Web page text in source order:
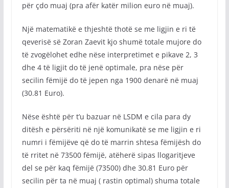
për çdo muaj (pra afër katër milion euro në muaj).
Një matematikë e thjeshtë thotë se me ligjin e ri të
qeverisë së Zoran Zaevit kjo shumë totale mujore do
të zvogëlohet edhe nëse interpretimet e pikave 2, 3
dhe 4 të ligjit do të jenë optimale, pra nëse për
secilin fëmijë do të jepen nga 1900 denarë në muaj
(30.81 Euro).
Nëse është për t’u bazuar në LSDM e cila para dy
ditësh e përsëriti në një komunikatë se me ligjin e ri
numri i fëmijëve që do të marrin shtesa fëmijësh do
të rritet në 73500 fëmijë, atëherë sipas llogaritjeve
del se për kaq fëmijë (73500) dhe 30.81 Euro për
secilin për ta në muaj ( rastin optimal) shuma totale